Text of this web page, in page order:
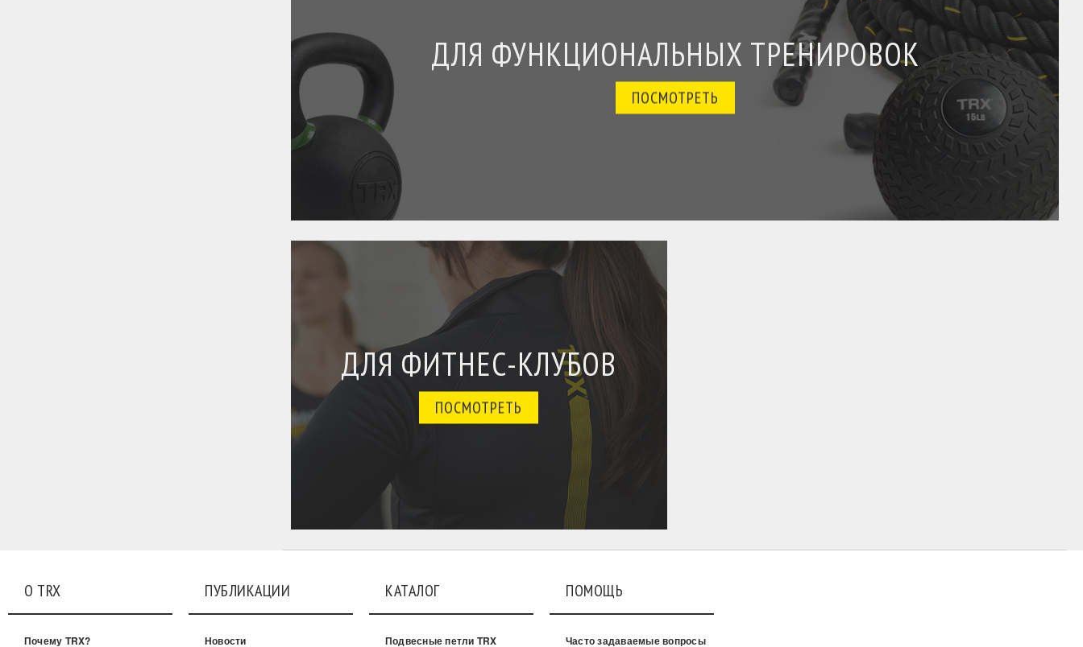
ДЛЯ ФУНКЦИОНАЛЬНЫХ ТРЕНИРОВОК
ПОСМОТРЕТЬ
ДЛЯ ФИТНЕС-КЛУБОВ
ПОСМОТРЕТЬ
О TRX
Почему TRX?
ПУБЛИКАЦИИ
Новости
КАТАЛОГ
Подвесные петли TRX
ПОМОЩЬ
Часто задаваемые вопросы